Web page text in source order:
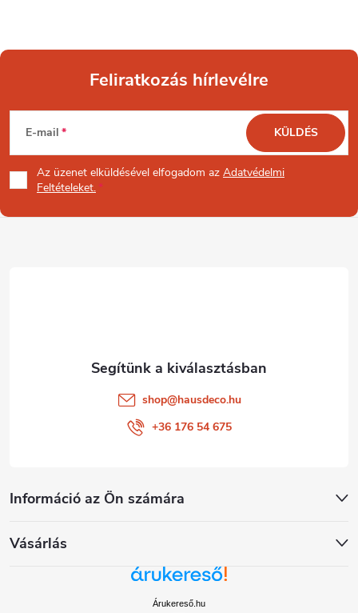
L
á
b
Feliratkozás hírlevélre
E-mail
Az üzenet elküldésével elfogadom az Adatvédelmi
Feltételeket.
KÜLDÉS
Információ az Ön számára
Vásárlás
shop@hausdeco.hu
+36 176 54 675
Árukereső.hu